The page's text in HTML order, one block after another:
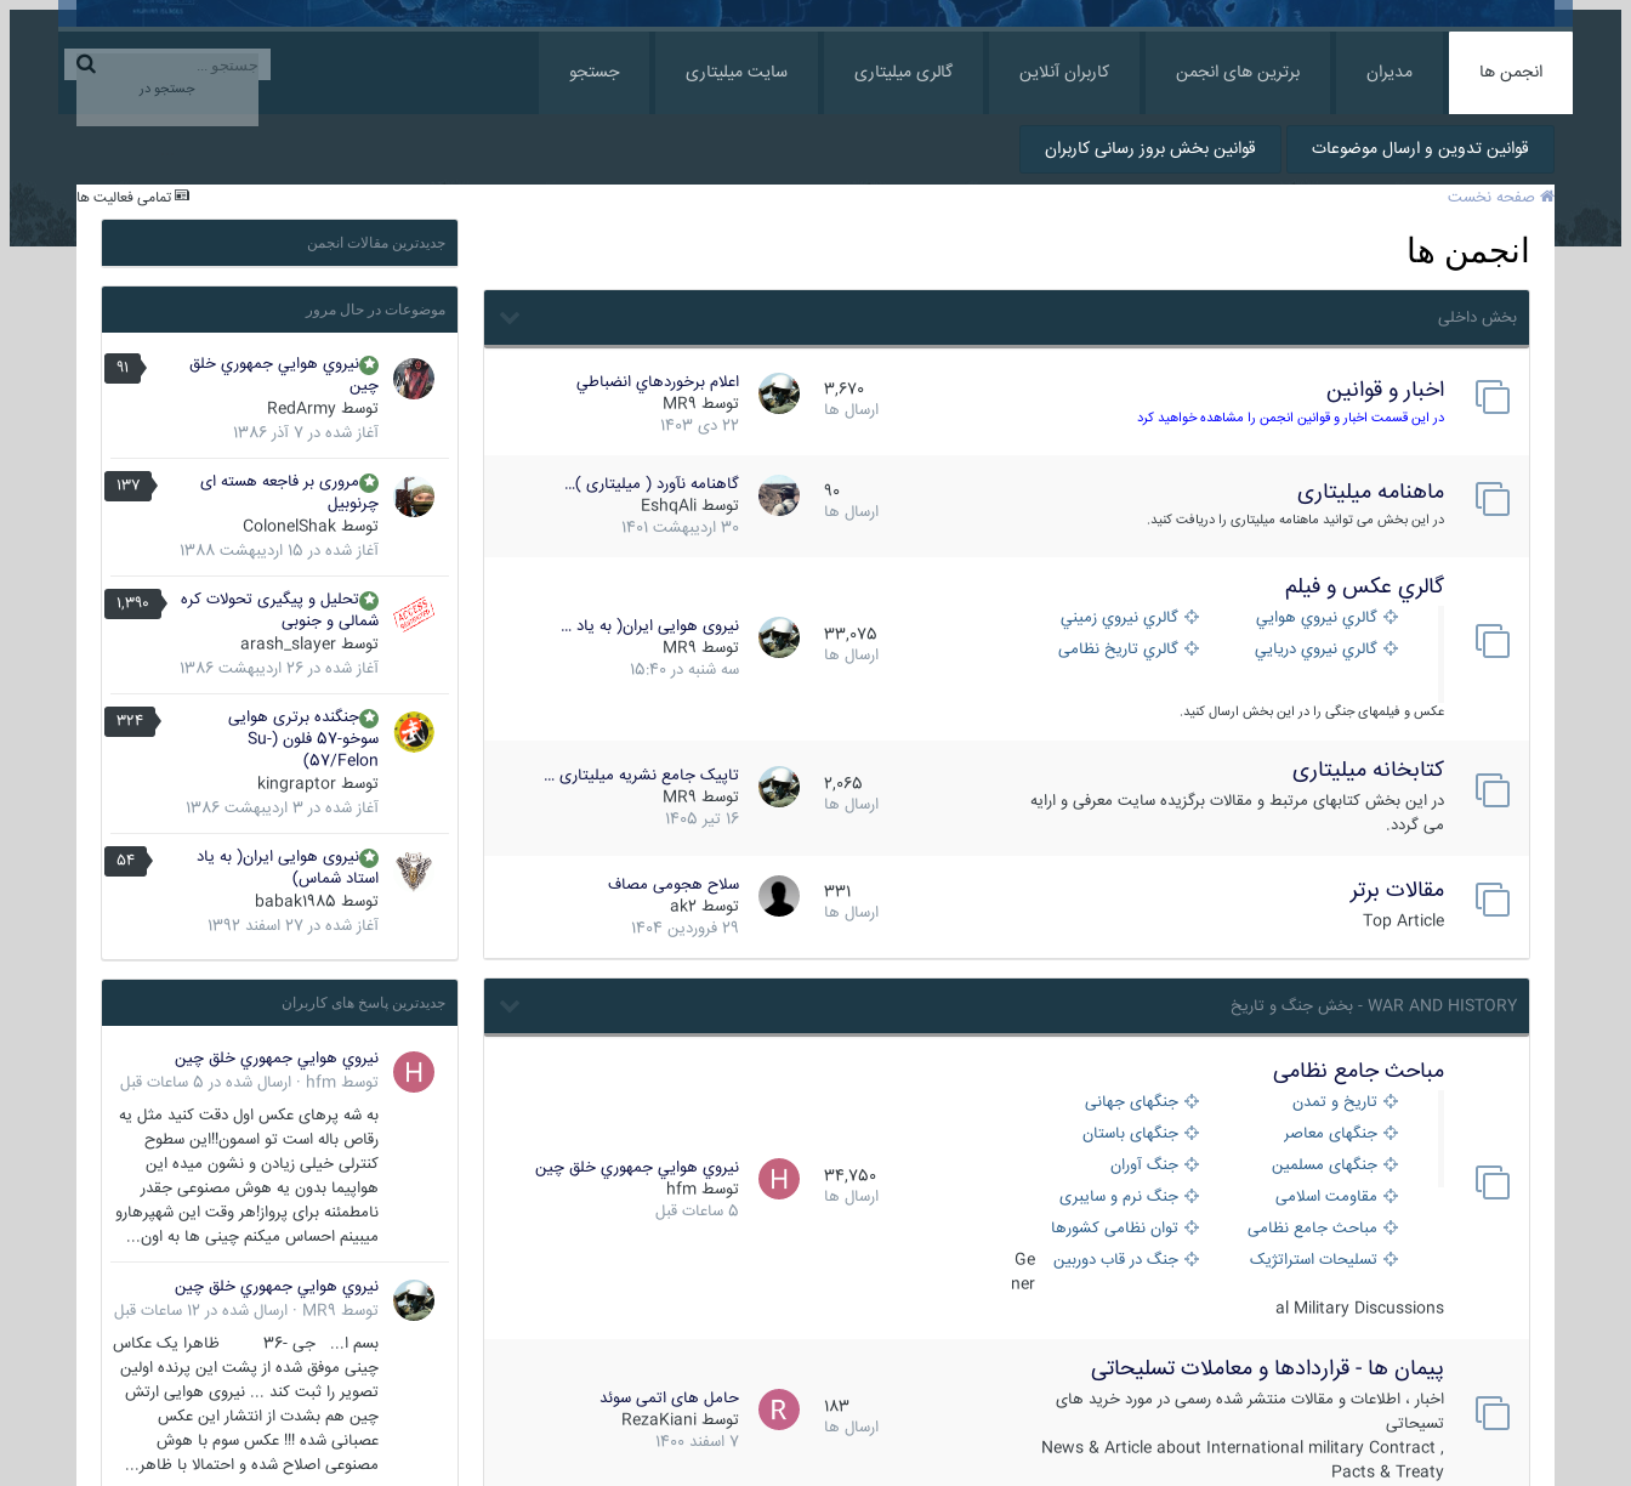
جستجو در
انجمن ها مدیران برترین های انجمن کاربران آنلاین گالری میلیتاری سایت میلیتاری جستجو
قوانین تدوین و ارسال موضوعات قوانین بخش بروز رسانی کاربران
تمامی فعالیت ها صفحه نخست
انجمن ها
بخش داخلی
اخبار و قوانین
در این قسمت اخبار و قوانین انجمن را مشاهده خواهید کرد
3,670
ارسال ها
اعلام برخوردهاي انضباطي
توسط MR9
22 دی 1403
ماهنامه میلیتاری
در این بخش می توانید ماهنامه میلیتاری را دریافت کنید.
90
ارسال ها
گاهنامه نآورد ( میلیتاری )…
توسط EshqAli
30 اردیبهشت 1401
گالري عكس و فيلم
گالري نيروي هوايي
گالري نيروي زميني
گالري نيروي دريايي
گالري تاریخ نظامی
عکس و فیلمهای جنگی را در این بخش ارسال کنید.
33,075
ارسال ها
نیروی هوایی ایران( به یاد …
توسط MR9
سه شنبه در 15:40
کتابخانه میلیتاری
در این بخش کتابهای مرتبط و مقالات برگزیده سایت معرفی و ارایه
می گردد.
2,065
ارسال ها
تاپیک جامع نشریه میلیتاری …
توسط MR9
16 تیر 1405
مقالات برتر
Top Article
331
ارسال ها
سلاح هجومی مصاف
توسط ak2
29 فروردین 1404
WAR AND HISTORY - بخش جنگ و تاریخ
مباحث جامع نظامی
تاریخ و تمدن
جنگهای جهانی
جنگهای معاصر
جنگهای باستان
جنگهای مسلمین
جنگ آوران
مقاومت اسلامی
جنگ نرم و سایبری
مباحث جامع نظامی
توان نظامی کشورها
تسلیحات استراتژیک
جنگ در قاب دوربین
Ge
ner
al Military Discussions
34,750
ارسال ها
نيروي هوايي جمهوري خلق چين
توسط hfm
5 ساعات قبل
پیمان ها - قراردادها و معاملات تسلیحاتی
اخبار ، اطلاعات و مقالات منتشر شده رسمی در مورد خرید های
تسیحاتی
News & Article about International military Contract ,
Pacts & Treaty
183
ارسال ها
حامل های اتمی سوئد
توسط RezaKiani
7 اسفند 1400
جدیدترین مقالات انجمن
موضوعات در حال مرور
91
نيروي هوايي جمهوري خلق
چين
توسط RedArmy
آغاز شده در 7 آذر 1386
137
مروری بر فاجعه هسته ای
چرنوبیل
توسط ColonelShak
آغاز شده در 15 اردیبهشت 1388
1,390
تحلیل و پیگیری تحولات کره
شمالی و جنوبی
توسط arash_slayer
آغاز شده در 26 اردیبهشت 1386
324
جنگنده برتری هوایی
سوخو-57 فلون (Su-
57/Felon)
توسط kingraptor
آغاز شده در 3 اردیبهشت 1386
54
نیروی هوایی ایران( به یاد
استاد شماس)
توسط babak1985
آغاز شده در 27 اسفند 1392
جدیدترین پاسخ های کاربران
نيروي هوايي جمهوري خلق چين
توسط hfm
· ارسال شده در 5 ساعات قبل
به شه پرهای عکس اول دقت کنید مثل یه
رقاص باله است تو اسمون!!این سطوح
کنترلی خیلی زیادن و نشون میده این
هواپیما بدون یه هوش مصنوعی جقدر
نامطمئنه برای پرواز!هر وقت این شهپرهارو
میبینم احساس میکنم چینی ها به اون...
نيروي هوايي جمهوري خلق چين
توسط MR9
· ارسال شده در 12 ساعات قبل
بسم ا... جی -36 ظاهرا یک عکاس
چینی موفق شده از پشت این پرنده اولین
تصویر را ثبت کند ... نیروی هوایی ارتش
چین هم بشدت از انتشار این عکس
عصبانی شده !!! عکس سوم با هوش
مصنوعی اصلاح شده و احتمالا با ظاهر...